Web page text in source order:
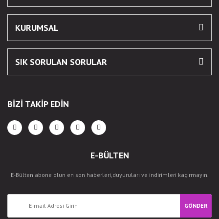
KURUMSAL
SIK SORULAN SORULAR
BİZİ TAKİP EDİN
E-BÜLTEN
E-Bülten abone olun en son haberleri,duyuruları ve indirimleri kaçırmayın.
GÖNDER